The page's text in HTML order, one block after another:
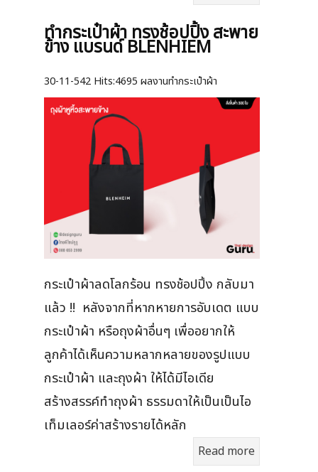
ทำกระเป๋าผ้า ทรงช้อปปิ้ง สะพาย
ข้าง แบรนด์ BLENHIEM
30-11-542 Hits:4695 ผลงานทำกระเป๋าผ้า
กระเป๋าผ้าลดโลกร้อน ทรงช้อปปิ้ง กลับมา
แล้ว !! หลังจากที่หากหายการอับเดต แบบ
กระเป๋าผ้า หรือถุงผ้าอื่นๆ เพื่ออยากให้
ลูกค้าได้เห็นความหลากหลายของรูปแบบ
กระเป๋าผ้า และถุงผ้า ให้ได้มีไอเดีย
สร้างสรรค์ทำถุงผ้า ธรรมดาให้เป็นเป็นไอ
เท็มเลอร์ค่าสร้างรายได้หลัก
Read more